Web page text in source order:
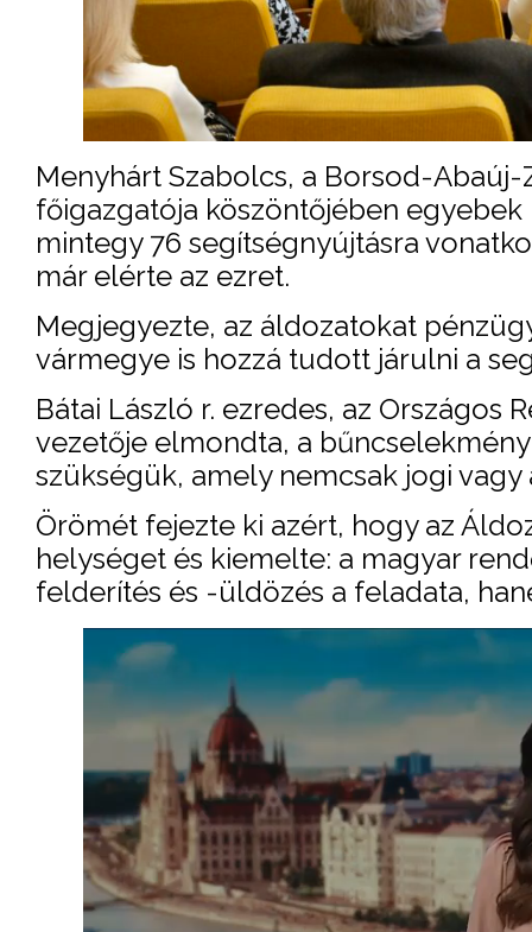
Menyhárt Szabolcs, a Borsod-
főigazgatója köszöntőjében
mintegy 76 segítségnyújtásra
már elérte az ezret.
Megjegyezte, az áldozatokat
vármegye is hozzá tudott járulni a
Bátai László r. ezredes, az Országos
vezetője elmondta, a
szükségük, amely nemcsak jogi
Örömét fejezte ki azért, hogy az
helységet és kiemelte: a magyar
felderítés és -üldözés a feladata,